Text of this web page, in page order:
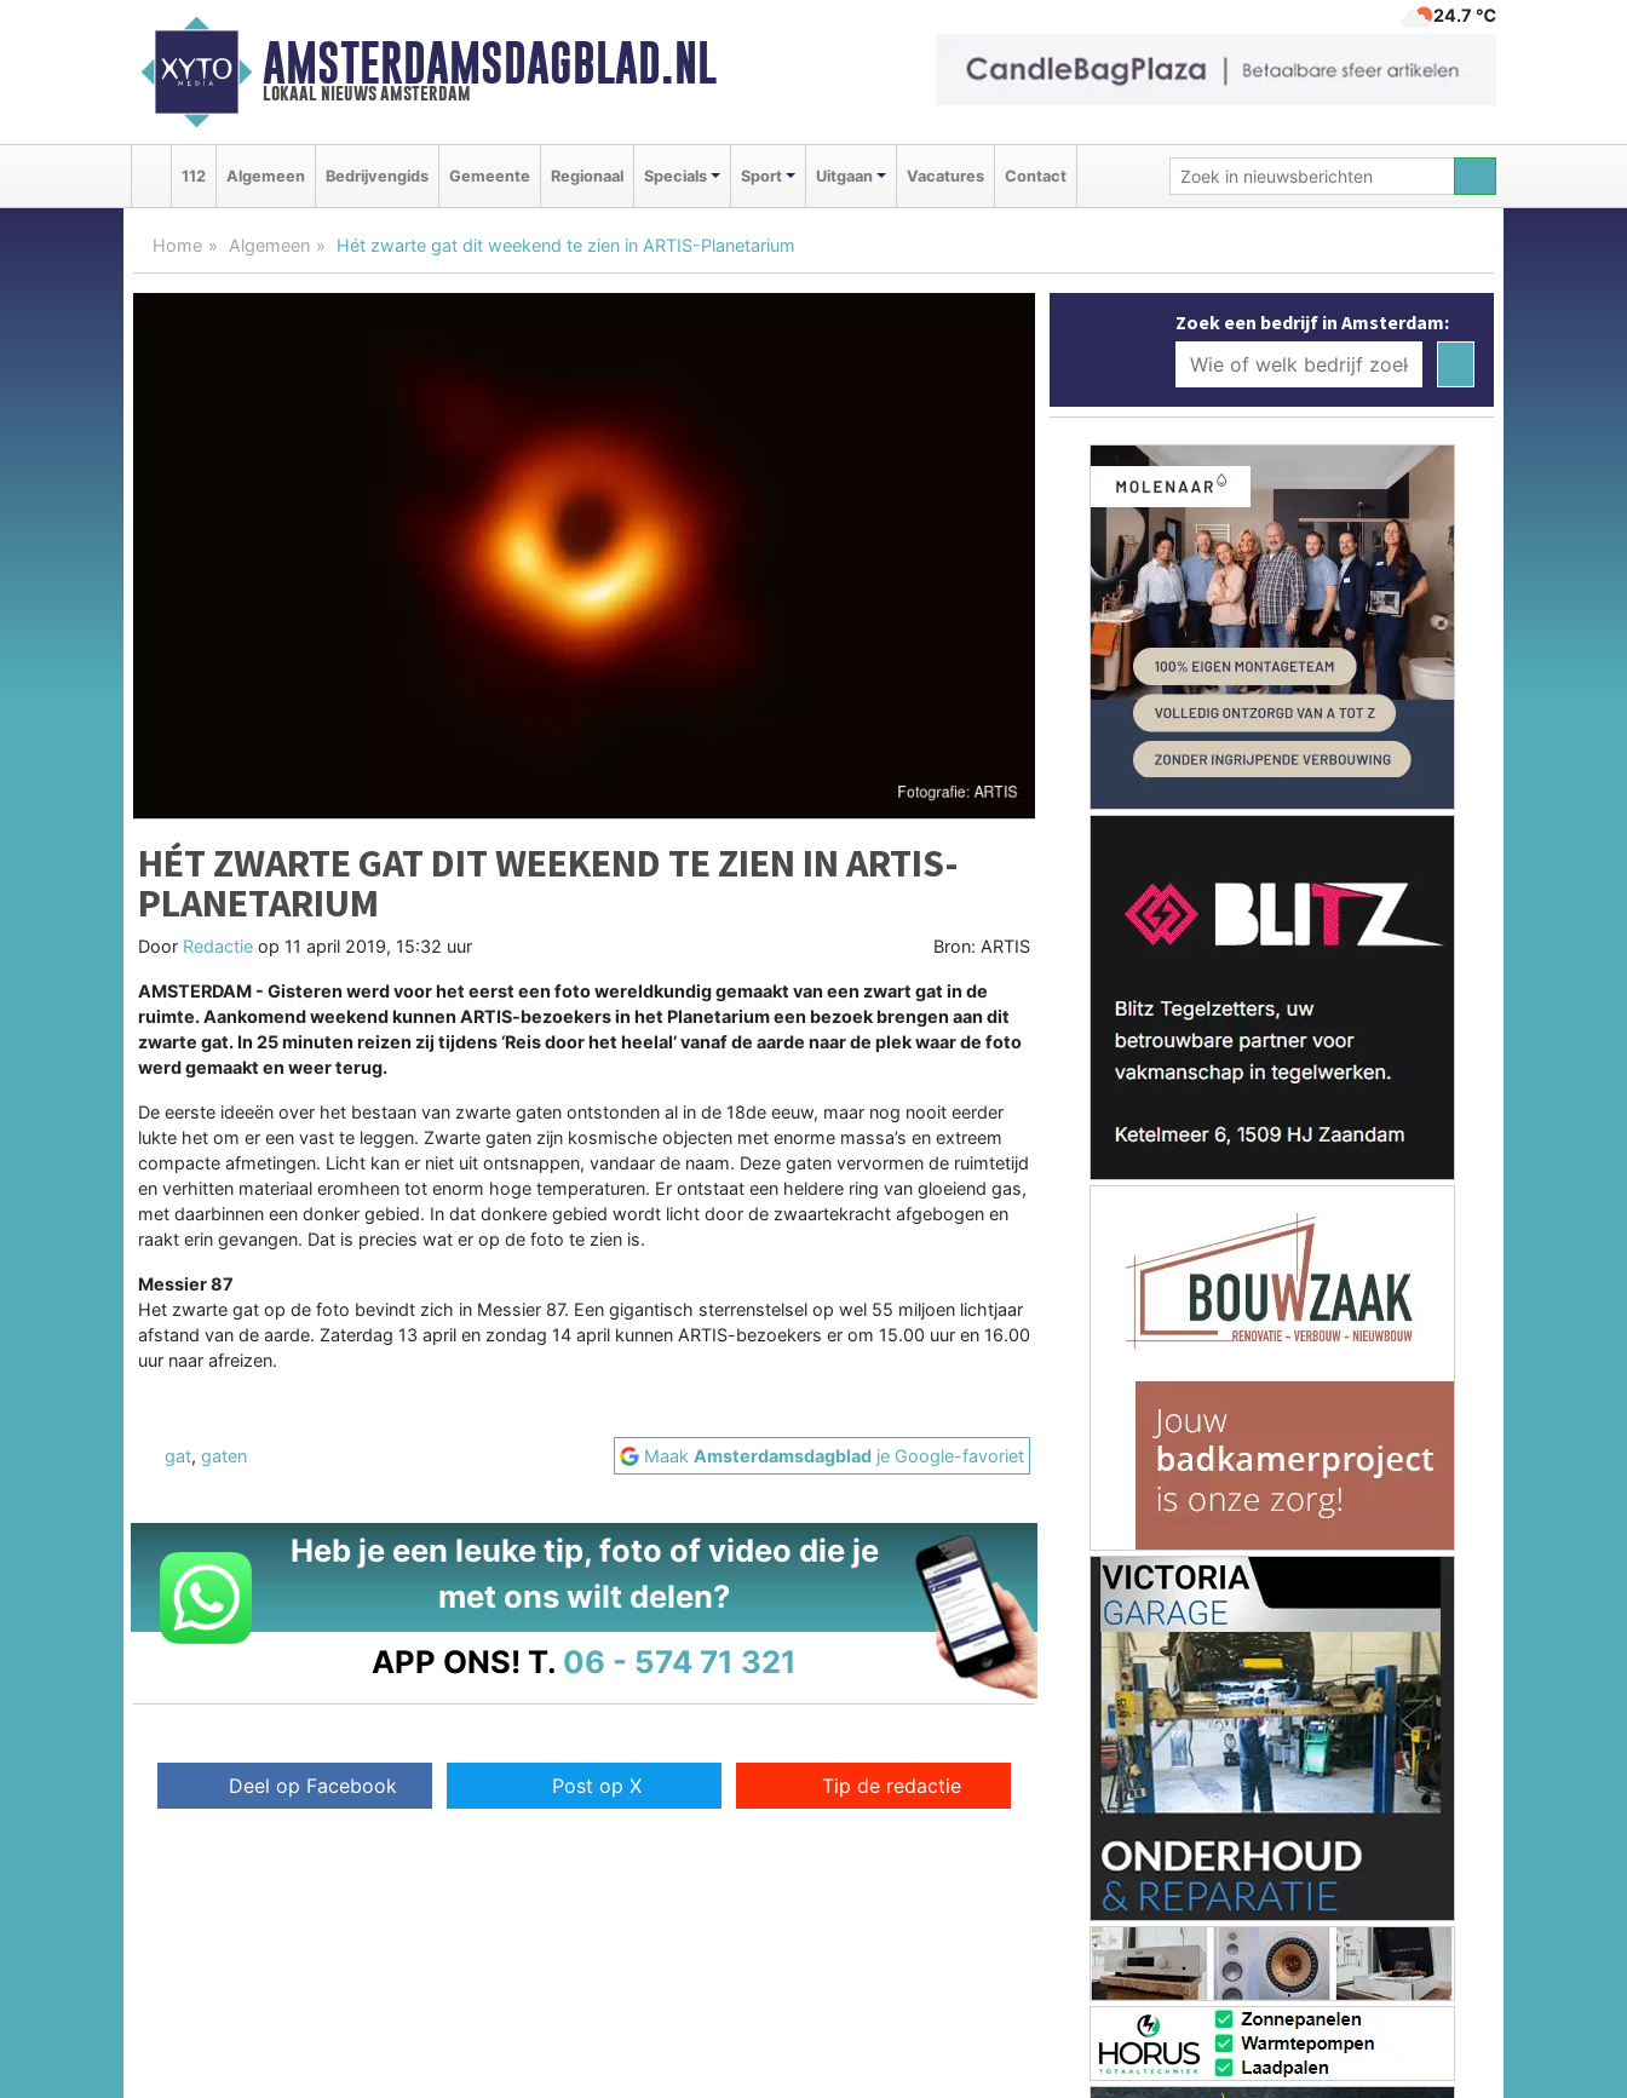
AMSTERDAMSDAGBLAD.NL
lokaal nieuws amsterdam
24.7 ℃
112 Algemeen Bedrijvengids Gemeente Regionaal Specials Sport Uitgaan Vacatures Contact
Home Algemeen Hét zwarte gat dit weekend te zien in ARTIS-Planetarium
HÉT ZWARTE GAT DIT WEEKEND TE ZIEN IN ARTIS-
PLANETARIUM
Door Redactie op 11 april 2019, 15:32 uur Bron: ARTIS
AMSTERDAM - Gisteren werd voor het eerst een foto wereldkundig gemaakt van een zwart gat in de
ruimte. Aankomend weekend kunnen ARTIS-bezoekers in het Planetarium een bezoek brengen aan dit
zwarte gat. In 25 minuten reizen zij tijdens ‘Reis door het heelal’ vanaf de aarde naar de plek waar de foto
werd gemaakt en weer terug.
De eerste ideeën over het bestaan van zwarte gaten ontstonden al in de 18de eeuw, maar nog nooit eerder
lukte het om er een vast te leggen. Zwarte gaten zijn kosmische objecten met enorme massa’s en extreem
compacte afmetingen. Licht kan er niet uit ontsnappen, vandaar de naam. Deze gaten vervormen de ruimtetijd
en verhitten materiaal eromheen tot enorm hoge temperaturen. Er ontstaat een heldere ring van gloeiend gas,
met daarbinnen een donker gebied. In dat donkere gebied wordt licht door de zwaartekracht afgebogen en
raakt erin gevangen. Dat is precies wat er op de foto te zien is.
Messier 87
Het zwarte gat op de foto bevindt zich in Messier 87. Een gigantisch sterrenstelsel op wel 55 miljoen lichtjaar
afstand van de aarde. Zaterdag 13 april en zondag 14 april kunnen ARTIS-bezoekers er om 15.00 uur en 16.00
uur naar afreizen.
gat, gaten MaakAmsterdamsdagblad je Google-favoriet
Heb je een leuke tip, foto of video die je
met ons wilt delen?
APP ONS! T. 06 - 574 71 321
Deel op Facebook Post op X Tip de redactie
Zoek een bedrijf in Amsterdam: